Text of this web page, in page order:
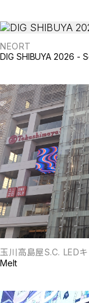
NEORT
DIG SHIBUYA 2026 -
玉川高島屋S.C. LED
Melt